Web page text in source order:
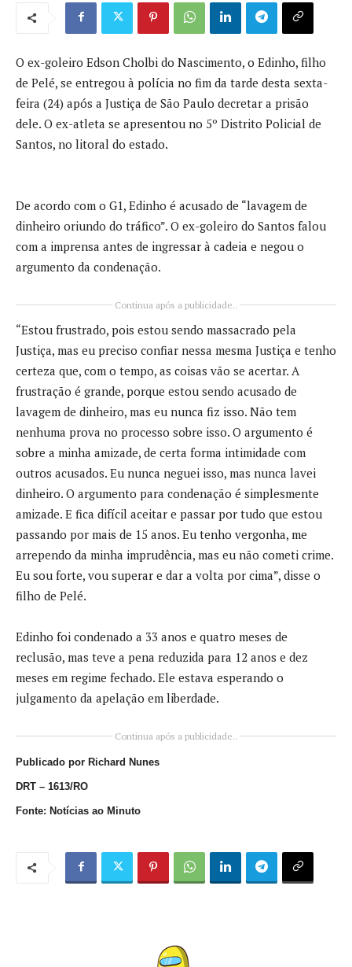
O ex-goleiro Edson Cholbi do Nascimento, o Edinho, filho
de Pelé, se entregou à polícia no fim da tarde desta sexta-
feira (24) após a Justiça de São Paulo decretar a prisão
dele. O ex-atleta se apresentou no 5º Distrito Policial de
Santos, no litoral do estado.
De acordo com o G1, Edinho é acusado de “lavagem de
dinheiro oriundo do tráfico”. O ex-goleiro do Santos falou
com a imprensa antes de ingressar à cadeia e negou o
argumento da condenação.
Continua após a publicidade..
“Estou frustrado, pois estou sendo massacrado pela
Justiça, mas eu preciso confiar nessa mesma Justiça e tenho
certeza que, com o tempo, as coisas vão se acertar. A
frustração é grande, porque estou sendo acusado de
lavagem de dinheiro, mas eu nunca fiz isso. Não tem
nenhuma prova no processo sobre isso. O argumento é
sobre a minha amizade, de certa forma intimidade com
outros acusados. Eu nunca neguei isso, mas nunca lavei
dinheiro. O argumento para condenação é simplesmente
amizade. E fica difícil aceitar e passar por tudo que estou
passando por mais de 15 anos. Eu tenho vergonha, me
arrependo da minha imprudência, mas eu não cometi crime.
Eu sou forte, vou superar e dar a volta por cima”, disse o
filho de Pelé.
Edinho foi condenado a 33 anos e quatro meses de
reclusão, mas teve a pena reduzida para 12 anos e dez
meses em regime fechado. Ele estava esperando o
julgamento da apelação em liberdade.
Continua após a publicidade..
Publicado por Richard Nunes
DRT – 1613/RO
Fonte: Notícias ao Minuto